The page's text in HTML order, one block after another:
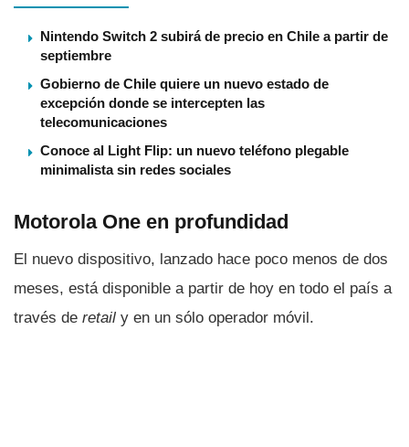
Nintendo Switch 2 subirá de precio en Chile a partir de
septiembre
Gobierno de Chile quiere un nuevo estado de
excepción donde se intercepten las
telecomunicaciones
Conoce al Light Flip: un nuevo teléfono plegable
minimalista sin redes sociales
Motorola One en profundidad
El nuevo dispositivo, lanzado hace poco menos de dos
meses, está disponible a partir de hoy en todo el paí­s a
través de retail y en un sólo operador móvil.